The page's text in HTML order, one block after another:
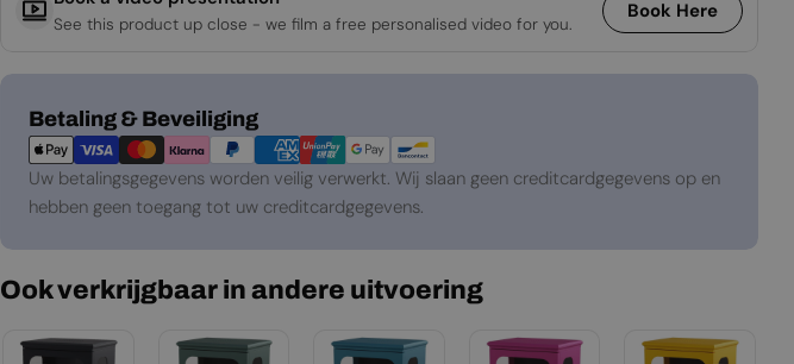
See this product up close - we film a free personalised video for you.
Book Here
Betaling & Beveiliging
Betaalmethoden
Uw betalingsgegevens worden veilig verwerkt. Wij slaan geen creditcardgegevens op en
hebben geen toegang tot uw creditcardgegevens.
Ook verkrijgbaar in andere uitvoering